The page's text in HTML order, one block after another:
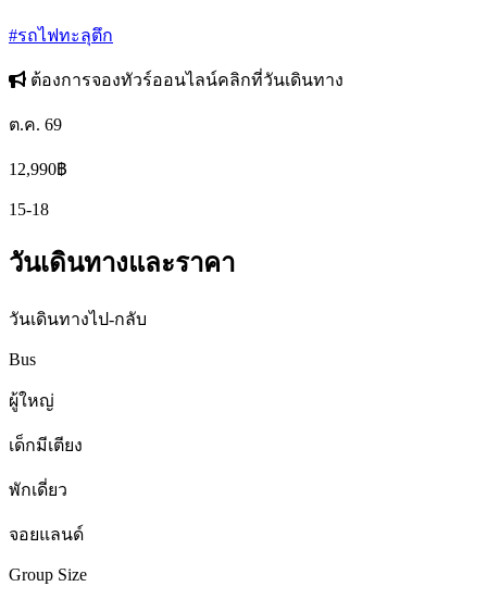
#รถไฟทะลุตึก
ต้องการจองทัวร์ออนไลน์คลิกที่วันเดินทาง
ต.ค. 69
12,990฿
15-18
วันเดินทางและราคา
วันเดินทางไป-กลับ
Bus
ผู้ใหญ่
เด็กมีเตียง
พักเดี่ยว
จอยแลนด์
Group Size